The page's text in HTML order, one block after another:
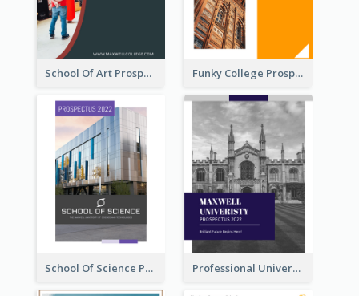
School Of Art Prospectus Funky College Prospectus
School Of Science Prospectus Professional University Prospectus